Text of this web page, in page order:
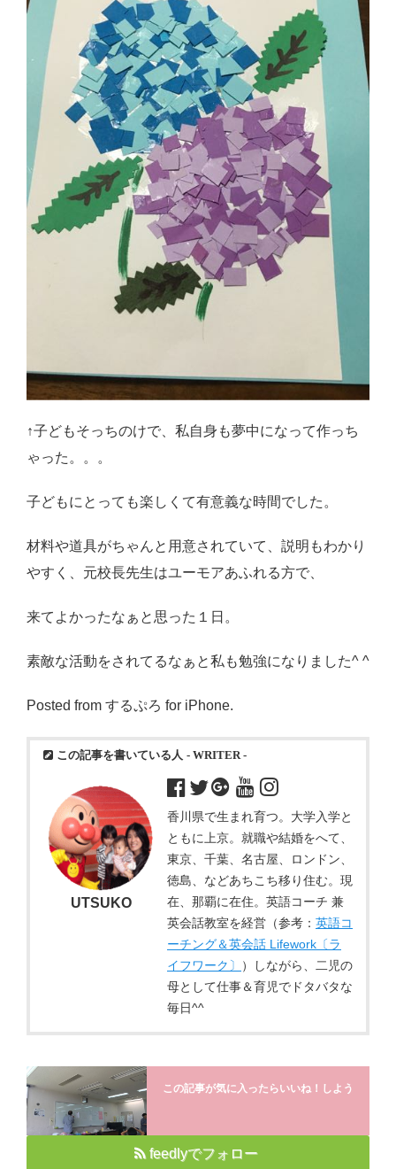
↑子どもそっちのけで、私自身も夢中になって作っち
ゃった。。。
子どもにとっても楽しくて有意義な時間でした。
材料や道具がちゃんと用意されていて、説明もわかり
やすく、元校長先生はユーモアあふれる方で、
来てよかったなぁと思った１日。
素敵な活動をされてるなぁと私も勉強になりました^ ^
Posted from するぷろ for iPhone.
この記事を書いている人 - WRITER -
香川県で生まれ育つ。大学入学と
ともに上京。就職や結婚をへて、
東京、千葉、名古屋、ロンドン、
徳島、などあちこち移り住む。現
在、那覇に在住。英語コーチ 兼
英会話教室を経営（参考： 英語コ
ーチング＆英会話 Lifework〔ラ
イフワーク〕
）しながら、二児の
母として仕事＆育児でドタバタな
毎日^^
UTSUKO
この記事が気に入ったらいいね！しよう
feedlyでフォロー